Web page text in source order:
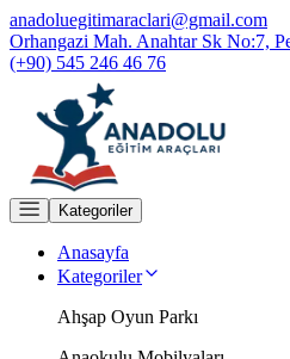
anadoluegitimaraclari@gmail.com
Orhangazi Mah. Anahtar Sk No:7,
(+90) 545 246 46 76
Kategoriler
Anasayfa
Kategoriler
Ahşap Oyun Parkı